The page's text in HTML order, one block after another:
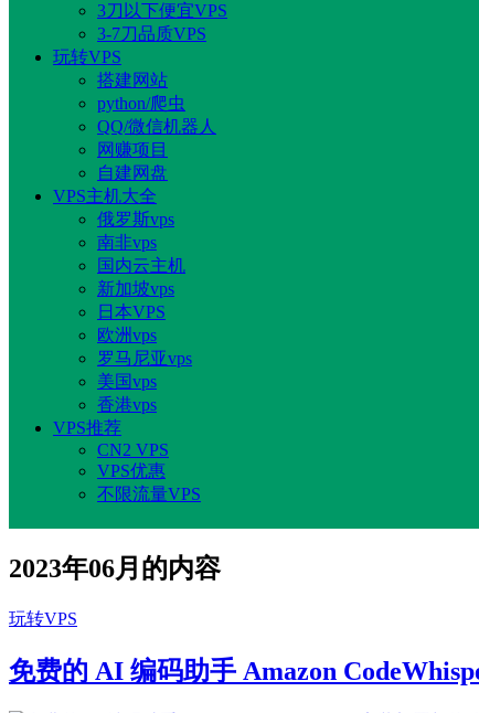
3刀以下便宜VPS
3-7刀品质VPS
玩转VPS
搭建网站
python/爬虫
QQ/微信机器人
网赚项目
自建网盘
VPS主机大全
俄罗斯vps
南非vps
国内云主机
新加坡vps
日本VPS
欧洲vps
罗马尼亚vps
美国vps
香港vps
VPS推荐
CN2 VPS
VPS优惠
不限流量VPS
2023年06月的内容
玩转VPS
免费的 AI 编码助手 Amazon